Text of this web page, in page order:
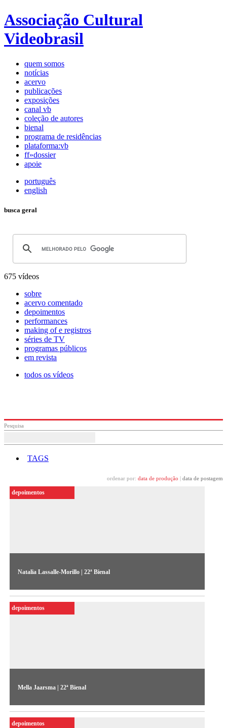
Associação Cultural
Videobrasil
quem somos
notícias
acervo
publicações
exposições
canal vb
coleção de autores
bienal
programa de residências
plataforma:vb
ff»dossier
apoie
português
english
busca geral
675 vídeos
sobre
acervo comentado
depoimentos
performances
making of e registros
séries de TV
programas públicos
em revista
todos os vídeos
Pesquisa
TAGS
ordenar por: data de produção data de postagem
Natalia Lassalle-Morillo | 22ª Bienal
A artista fala sobre sua obra “Retiro” (2019), exposta na 22ª
Bienal Sesc_Videobrasil
depoimentos
Mella Jaarsma | 22ª Bienal
O artista fala sobre sua obra “Trouble skirts” (2023), exposta
na 22ª Bienal Sesc_Videobrasil
depoimentos
depoimentos